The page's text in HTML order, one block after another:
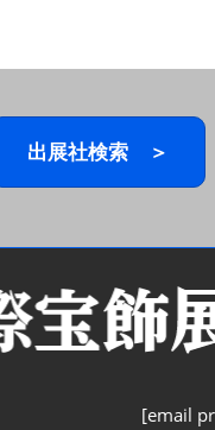
出展社検索 ＞
[email